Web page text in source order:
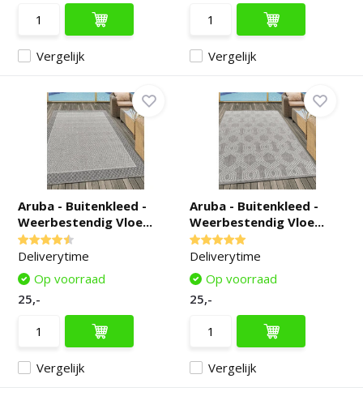
Vergelijk Vergelijk
Aruba - Buitenkleed -
Weerbestendig Vloe...
Deliverytime
Vergelijk
Op voorraad
25,-
Aruba - Buitenkleed -
Weerbestendig Vloe...
Deliverytime
Vergelijk
Op voorraad
25,-